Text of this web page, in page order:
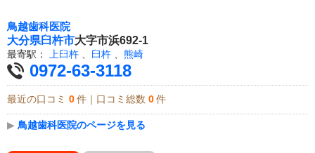
鳥越歯科医院
大分県臼杵市大字市浜692-1
最寄駅： 上臼杵 臼杵 熊崎
0972-63-3118
最近の口コミ 0 件｜口コミ総数 0 件
▶ 鳥越歯科医院のページを見る